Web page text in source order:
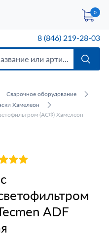
0
8 (846) 219-28-03
Сварочное оборудование
Хамелеон
(АСФ) Хамелеон
ADF